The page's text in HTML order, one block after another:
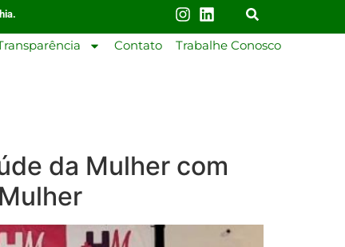
Contato Trabalhe Conosco
da Mulher com